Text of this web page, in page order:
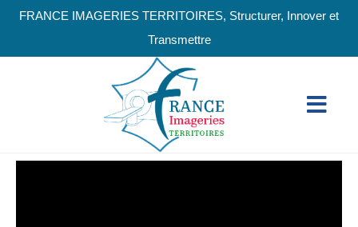
FRANCE IMAGERIES TERRITOIRES, Structurer, Innover et
Transmettre